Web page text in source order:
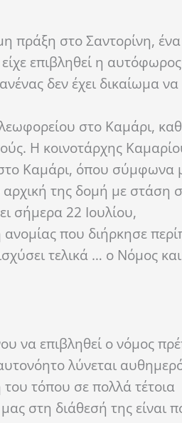
πράξη στο Σαντορίνη, ένα
επιβληθεί η αυτόφωρος
δεν έχει δικαίωμα να
στο Καμάρι,
Η κοινοτάρχης
Καμάρι, όπου σύμφωνα
της δομή με στάση
σήμερα 22 Ιουλίου,
που διήρκησε
τελικά … ο Νόμος
να επιβληθεί ο νόμος
λύνεται
του τόπου σε πολλά τέτοια
στη διάθεσή της είναι